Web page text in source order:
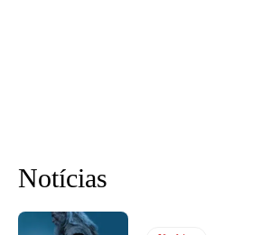
Notícias